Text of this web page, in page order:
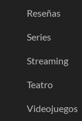
Reseñas
Series
Streaming
Teatro
Videojuegos